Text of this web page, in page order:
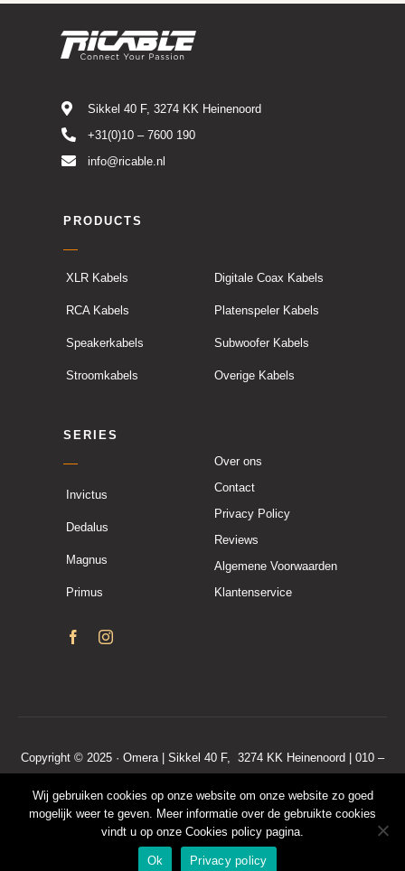
Sikkel 40 F, 3274 KK Heinenoord
+31(0)10 – 7600 190
info@ricable.nl
PRODUCTS
SERIES
Digitale Coax Kabels
Platenspeler Kabels
Subwoofer Kabels
Overige Kabels
XLR Kabels
RCA Kabels
Speakerkabels
Stroomkabels
Invictus
Dedalus
Magnus
Primus
Over ons
Contact
Privacy Policy
Reviews
Algemene Voorwaarden
Klantenservice
Copyright © 2025 · Omera | Sikkel 40 F, 3274 KK Heinenoord | 010 –
7600 190
KvKnr. 50208446 | BTWnr. NL001571088B68
Algemene voorwaarden|Privacy policy|Klantenservice
Wij gebruiken cookies op onze website om onze website zo goed
mogelijk weer te geven. Meer informatie over de gebruikte cookies
vindt u op onze Cookies policy pagina.
Ok Privacy policy